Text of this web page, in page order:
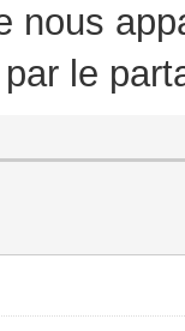
nous
le